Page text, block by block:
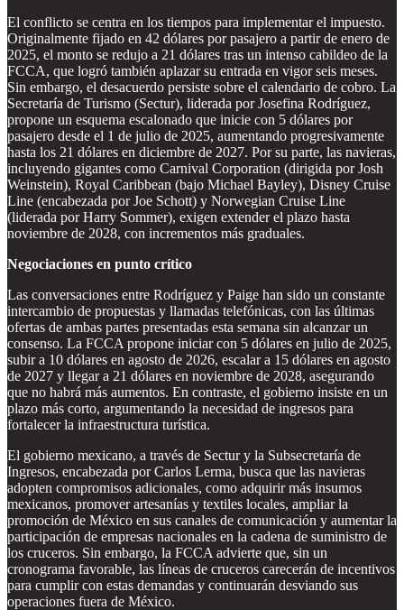
El conflicto se centra en los tiempos para implementar el impuesto.
Originalmente fijado en 42 dólares por pasajero a partir de enero de
2025, el monto se redujo a 21 dólares tras un intenso cabildeo de la
FCCA, que logró también aplazar su entrada en vigor seis meses.
Sin embargo, el desacuerdo persiste sobre el calendario de cobro. La
Secretaría de Turismo (Sectur), liderada por Josefina Rodríguez,
propone un esquema escalonado que inicie con 5 dólares por
pasajero desde el 1 de julio de 2025, aumentando progresivamente
hasta los 21 dólares en diciembre de 2027. Por su parte, las navieras,
incluyendo gigantes como Carnival Corporation (dirigida por Josh
Weinstein), Royal Caribbean (bajo Michael Bayley), Disney Cruise
Line (encabezada por Joe Schott) y Norwegian Cruise Line
(liderada por Harry Sommer), exigen extender el plazo hasta
noviembre de 2028, con incrementos más graduales.
Negociaciones en punto crítico
Las conversaciones entre Rodríguez y Paige han sido un constante
intercambio de propuestas y llamadas telefónicas, con las últimas
ofertas de ambas partes presentadas esta semana sin alcanzar un
consenso. La FCCA propone iniciar con 5 dólares en julio de 2025,
subir a 10 dólares en agosto de 2026, escalar a 15 dólares en agosto
de 2027 y llegar a 21 dólares en noviembre de 2028, asegurando
que no habrá más aumentos. En contraste, el gobierno insiste en un
plazo más corto, argumentando la necesidad de ingresos para
fortalecer la infraestructura turística.
El gobierno mexicano, a través de Sectur y la Subsecretaría de
Ingresos, encabezada por Carlos Lerma, busca que las navieras
adopten compromisos adicionales, como adquirir más insumos
mexicanos, promover artesanías y textiles locales, ampliar la
promoción de México en sus canales de comunicación y aumentar la
participación de empresas nacionales en la cadena de suministro de
los cruceros. Sin embargo, la FCCA advierte que, sin un
cronograma favorable, las líneas de cruceros carecerán de incentivos
para cumplir con estas demandas y continuarán desviando sus
operaciones fuera de México.